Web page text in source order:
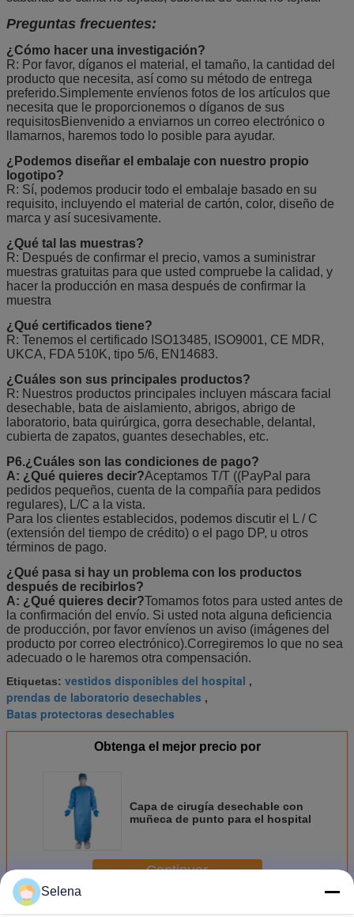
Preguntas frecuentes:
¿Cómo hacer una investigación?
R: Por favor, díganos el material, el tamaño, la cantidad del
producto que necesita, así como su método de entrega
preferido.Simplemente envíenos fotos de los artículos que
necesita que le proporcionemos o díganos de sus
requisitosBienvenido a enviarnos un correo electrónico o
llamarnos, haremos todo lo posible para ayudar.
¿Podemos diseñar el embalaje con nuestro propio
logotipo?
R: Sí, podemos producir todo el embalaje basado en su
requisito, incluyendo el material de cartón, color, diseño de
marca y así sucesivamente.
¿Qué tal las muestras?
R: Después de confirmar el precio, vamos a suministrar
muestras gratuitas para que usted compruebe la calidad, y
hacer la producción en masa después de confirmar la
muestra
¿Qué certificados tiene?
R: Tenemos el certificado ISO13485, ISO9001, CE MDR,
UKCA, FDA 510K, tipo 5/6, EN14683.
¿Cuáles son sus principales productos?
R: Nuestros productos principales incluyen máscara facial
desechable, bata de aislamiento, abrigos, abrigo de
laboratorio, bata quirúrgica, gorra desechable, delantal,
cubierta de zapatos, guantes desechables, etc.
P6.¿Cuáles son las condiciones de pago?
A: ¿Qué quieres decir?Aceptamos T/T ((PayPal para
pedidos pequeños, cuenta de la compañía para pedidos
regulares), L/C a la vista.
Para los clientes establecidos, podemos discutir el L / C
(extensión del tiempo de crédito) o el pago DP, u otros
términos de pago.
¿Qué pasa si hay un problema con los productos
después de recibirlos?
A: ¿Qué quieres decir?Tomamos fotos para usted antes de
la confirmación del envío. Si usted nota alguna deficiencia
de producción, por favor envíenos un aviso (imágenes del
producto por correo electrónico).Corregiremos lo que no sea
adecuado o le haremos otra compensación.
Etiquetas: vestidos disponibles del hospital ,
prendas de laboratorio desechables ,
Batas protectoras desechables
Obtenga el mejor precio por
Capa de cirugía desechable con
muñeca de punto para el hospital
Continuar
Selena